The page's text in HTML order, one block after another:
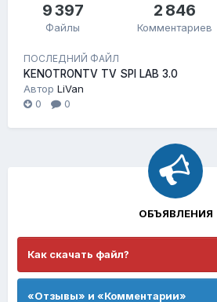
9 397
Файлы
2 846
Комментариев
ПОСЛЕДНИЙ ФАЙЛ
KENOTRONTV TV SPI LAB 3.0
Автор LiVan
0
0
ОБЪЯВЛЕНИЯ
Как скачать файл?
«Отзывы» и «Комментарии»